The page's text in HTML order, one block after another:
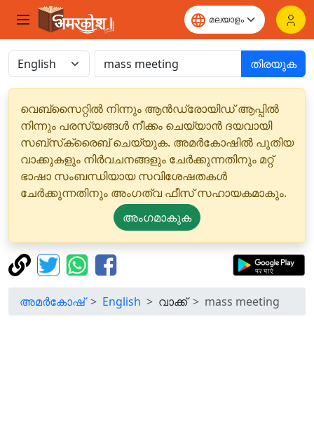
തിരയുക
വെബ്‌സൈറ്റിൽ നിന്നും ആൻഡ്രോയിഡ് ആപ്പിൽ
നിന്നും പരസ്യങ്ങൾ നീക്കം ചെയ്യാൻ ദയവായി
സബ്‌സ്‌ക്രൈബ് ചെയ്യുക. അമർകോഷിൽ പുതിയ
വാക്കുകളും നിർവചനങ്ങളും ചേർക്കുന്നതിനും മറ്റ്
ഭാഷാ സംബന്ധിയായ സവിശേഷതകൾ
ചേർക്കുന്നതിനും അംഗത്വ ഫീസ് സഹായകമാകും.
അംഗമാകുക
അമർകോഷ് English വാക്ക് mass meeting